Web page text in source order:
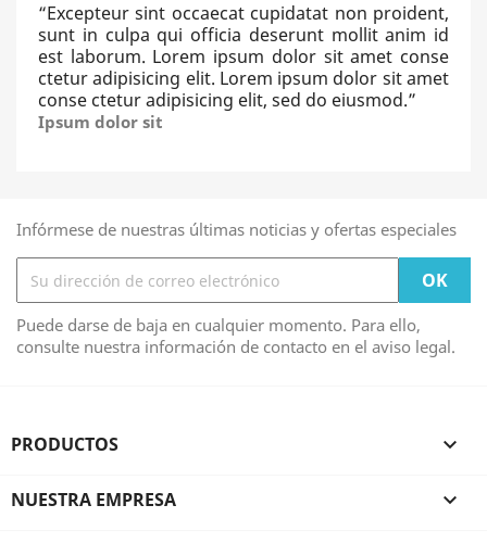
“Excepteur sint occaecat cupidatat non proident,
sunt in culpa qui officia deserunt mollit anim id
est laborum. Lorem ipsum dolor sit amet conse
ctetur adipisicing elit. Lorem ipsum dolor sit amet
conse ctetur adipisicing elit, sed do eiusmod.”
Ipsum dolor sit
Infórmese de nuestras últimas noticias y ofertas especiales
Puede darse de baja en cualquier momento. Para ello,
consulte nuestra información de contacto en el aviso legal.
PRODUCTOS 
NUESTRA EMPRESA 